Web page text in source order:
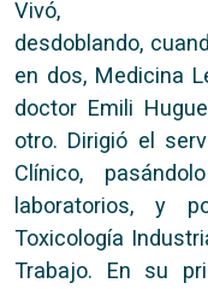
Vivó,
desdoblando,
en dos, Medicina
doctor Emili
otro. Dirigió el
Clínico,
laboratorios, y
Toxicología
Trabajo. En su